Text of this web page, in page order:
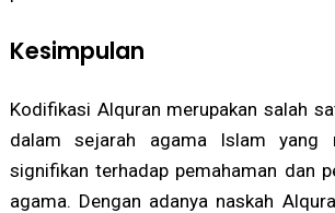
Kesimpulan
Kodifikasi Alquran merupakan salah
dalam sejarah agama Islam yang
signifikan terhadap pemahaman dan
agama. Dengan adanya naskah